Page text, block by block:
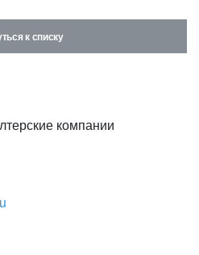
свой пароль?
с помощью
к списку
компании